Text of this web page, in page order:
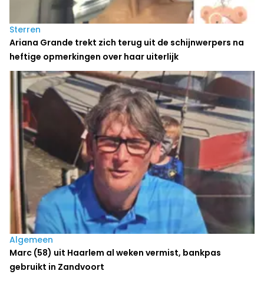
Sterren
Ariana Grande trekt zich terug uit de schijnwerpers na
heftige opmerkingen over haar uiterlijk
Algemeen
Marc (58) uit Haarlem al weken vermist, bankpas
gebruikt in Zandvoort